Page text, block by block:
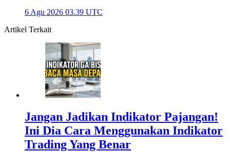
6 Agu 2026 03.39 UTC
Artikel Terkait
Jangan Jadikan Indikator Pajangan!
Ini Dia Cara Menggunakan Indikator
Trading Yang Benar